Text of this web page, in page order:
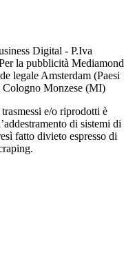
Digital - P.Iva
la pubblicità Mediamond
legale Amsterdam (Paesi
Monzese (MI)
e/o riprodotti è
di sistemi di
fatto divieto espresso di